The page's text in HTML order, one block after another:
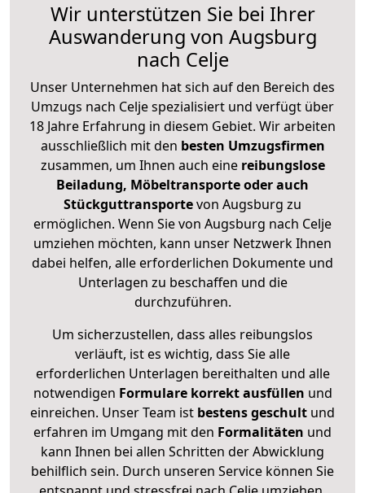
Wir unterstützen Sie bei Ihrer
Auswanderung von Augsburg
nach Celje
Unser Unternehmen hat sich auf den Bereich des
Umzugs nach Celje spezialisiert und verfügt über
18 Jahre Erfahrung in diesem Gebiet. Wir arbeiten
ausschließlich mit den besten Umzugsfirmen
zusammen, um Ihnen auch eine reibungslose
Beiladung, Möbeltransporte oder auch
Stückguttransportevon Augsburg zu
ermöglichen. Wenn Sie von Augsburg nach Celje
umziehen möchten, kann unser Netzwerk Ihnen
dabei helfen, alle erforderlichen Dokumente und
Unterlagen zu beschaffen und die
durchzuführen.
Um sicherzustellen, dass alles reibungslos
verläuft, ist es wichtig, dass Sie alle
erforderlichen Unterlagen bereithalten und alle
notwendigen Formulare korrekt ausfüllen und
einreichen. Unser Team ist bestens geschult und
erfahren im Umgang mit den Formalitäten und
kann Ihnen bei allen Schritten der Abwicklung
behilflich sein. Durch unseren Service können Sie